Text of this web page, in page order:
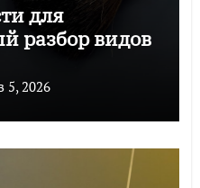
для
разбор видов
5, 2026